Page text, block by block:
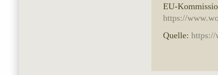
EU-
https://
Quelle:https://